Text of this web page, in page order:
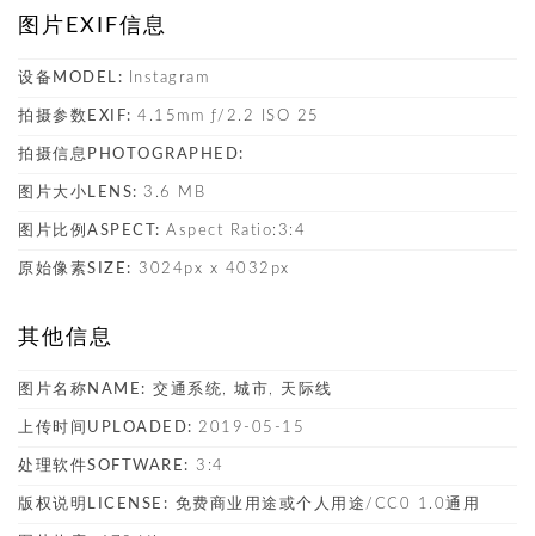
图片EXIF信息
设备MODEL: Instagram
拍摄参数EXIF: 4.15mm ƒ/2.2 ISO 25
拍摄信息PHOTOGRAPHED:
图片大小LENS: 3.6 MB
图片比例ASPECT: Aspect Ratio:3:4
原始像素SIZE: 3024px x 4032px
其他信息
图片名称NAME: 交通系统, 城市, 天际线
上传时间UPLOADED: 2019-05-15
处理软件SOFTWARE: 3:4
版权说明LICENSE: 免费商业用途或个人用途/CC0 1.0通用